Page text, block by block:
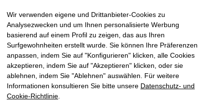
Finden Sie uns auf
der
DE 0
Wir verwenden eigene und Drittanbieter-Cookies zu
Analysezwecken und um Ihnen personalisierte Werbung
basierend auf einem Profil zu zeigen, das aus Ihren
Surfgewohnheiten erstellt wurde. Sie können Ihre Präferenzen
anpassen, indem Sie auf "Konfigurieren" klicken, alle Cookies
akzeptieren, indem Sie auf "Akzeptieren" klicken, oder sie
ablehnen, indem Sie "Ablehnen" auswählen. Für weitere
Informationen konsultieren Sie bitte unsere Datenschutz- und
Cookie-Richtlinie